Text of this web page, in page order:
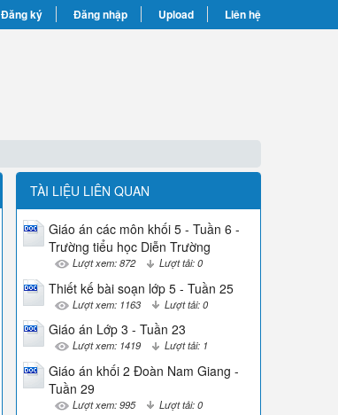
Đăng ký Đăng nhập Upload Liên hệ
TÀI LIỆU LIÊN QUAN
Giáo án các môn khối 5 - Tuần 6 -
Trường tiểu học Diễn Trường
Lượt xem: 872 Lượt tải: 0
Thiết kế bài soạn lớp 5 - Tuần 25
Lượt xem: 1163 Lượt tải: 0
Giáo án Lớp 3 - Tuần 23
Lượt xem: 1419 Lượt tải: 1
Giáo án khối 2 Đoàn Nam Giang -
Tuần 29
Lượt xem: 995 Lượt tải: 0